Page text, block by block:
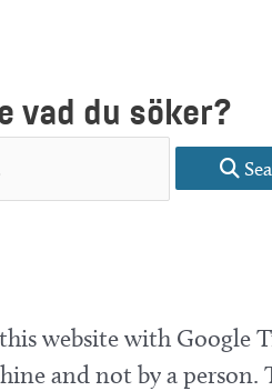
vad du söker?
website with
and not by a